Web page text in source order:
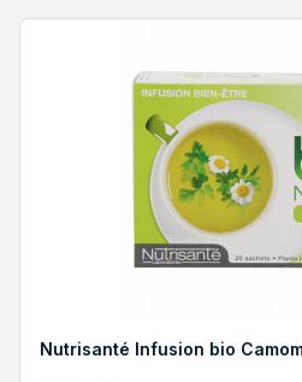
Nutrisanté Infusion bio